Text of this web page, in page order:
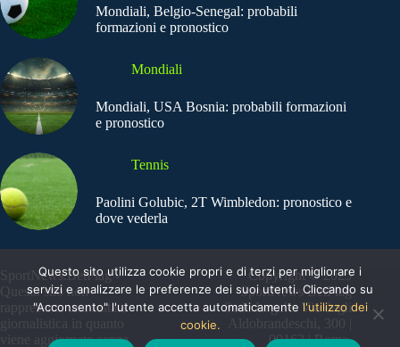
Mondiali, Belgio-Senegal: probabili
formazioni e pronostico
Mondiali
Mondiali, USA Bosnia: probabili formazioni
e pronostico
Tennis
Paolini Golubic, 2T Wimbledon: pronostico e
dove vederla
SportNews.BetFlag -
Questo sito non
rappresenta una testata
giornalistica in quanto
viene aggiornato senza
Copyright © 2025
SportNews BetFlag
Sede Legale: Via degli
Aldobrandeschi, 300 |
00163 | Roma
Questo sito utilizza cookie propri e di terzi per migliorare i
servizi e analizzare le preferenze dei suoi utenti. Cliccando su
"Acconsento" l'utente accetta automaticamente l'utilizzo dei
cookie.